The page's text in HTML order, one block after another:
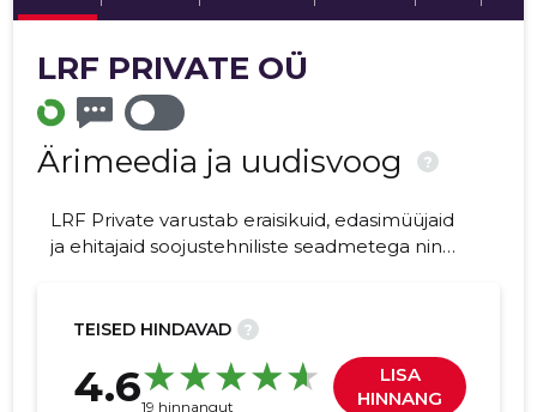
LRF PRIVATE OÜ
Ärimeedia ja uudisvoog ?
LRF Private varustab eraisikuid, edasimüüjaid
ja ehitajaid soojustehniliste seadmetega ning
valikul, paigaldamisel, hooldusel ja
tehnosüsteemide kaasajastamisel.
TEISED HINDAVAD ?
4.619 hinnangut
LISA
HINNANG